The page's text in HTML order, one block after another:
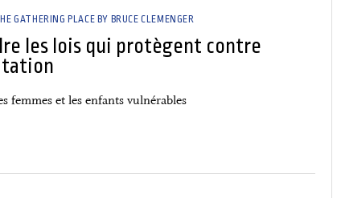
GATHERING PLACE BY BRUCE CLEMENGER
les lois qui protègent contre
femmes et les enfants vulnérables